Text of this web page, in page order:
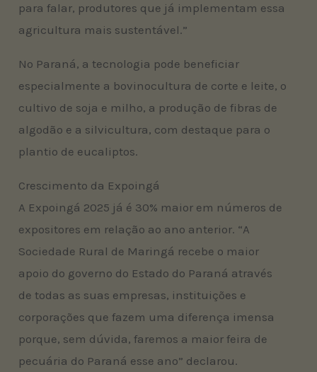
para falar, produtores que já implementam essa
agricultura mais sustentável.”
No Paraná, a tecnologia pode beneficiar
especialmente a bovinocultura de corte e leite, o
cultivo de soja e milho, a produção de fibras de
algodão e a silvicultura, com destaque para o
plantio de eucaliptos.
Crescimento da Expoingá
A Expoingá 2025 já é 30% maior em números de
expositores em relação ao ano anterior. “A
Sociedade Rural de Maringá recebe o maior
apoio do governo do Estado do Paraná através
de todas as suas empresas, instituições e
corporações que fazem uma diferença imensa
porque, sem dúvida, faremos a maior feira de
pecuária do Paraná esse ano” declarou.